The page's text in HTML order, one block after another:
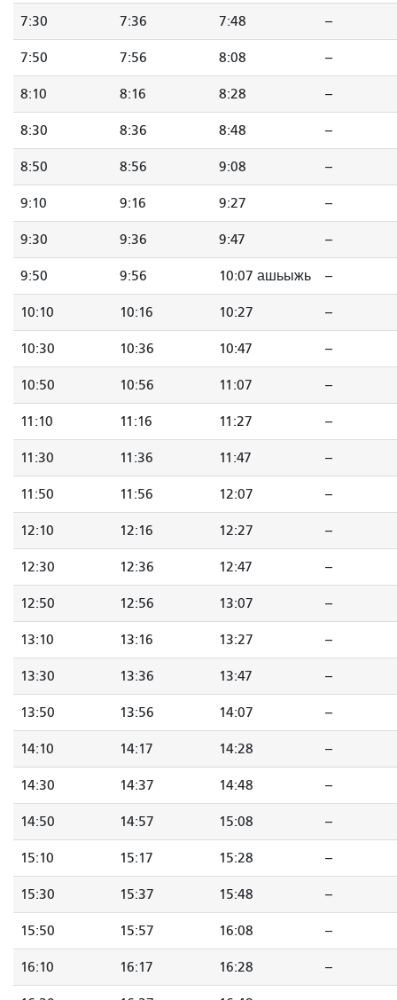
7:30 7:36 7:48 --
7:50 7:56 8:08 --
8:10 8:16 8:28 --
8:30 8:36 8:48 --
8:50 8:56 9:08 --
9:10 9:16 9:27 --
9:30 9:36 9:47 --
9:50 9:56 10:07 ашьыжь --
10:10 10:16 10:27 --
10:30 10:36 10:47 --
10:50 10:56 11:07 --
11:10 11:16 11:27 --
11:30 11:36 11:47 --
11:50 11:56 12:07 --
12:10 12:16 12:27 --
12:30 12:36 12:47 --
12:50 12:56 13:07 --
13:10 13:16 13:27 --
13:30 13:36 13:47 --
13:50 13:56 14:07 --
14:10 14:17 14:28 --
14:30 14:37 14:48 --
14:50 14:57 15:08 --
15:10 15:17 15:28 --
15:30 15:37 15:48 --
15:50 15:57 16:08 --
16:10 16:17 16:28 --